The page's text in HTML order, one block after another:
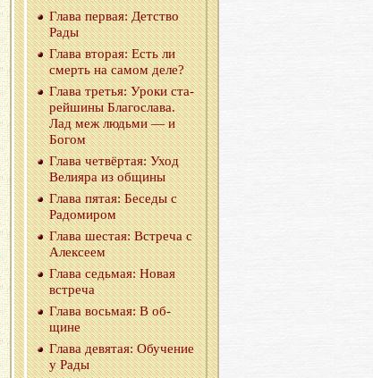
Глава пер­вая: Дет­ство
Рады
Глава вто­рая: Есть ли
смерть на самом деле?
Глава тре­тья: Уроки ста­
рей­ши­ны Бла­го­сла­ва.
Лад меж лю­дь­ми — и
Богом
Глава чет­вёр­тая: Уход
Ве­ли­я­ра из об­щи­ны
Глава пятая: Бе­се­ды с
Ра­до­ми­ром
Глава ше­стая: Встре­ча с
Алек­се­ем
Глава седь­мая: Новая
встре­ча
Глава вось­мая: В об­
щине
Глава де­вя­тая: Обу­че­ние
у Рады